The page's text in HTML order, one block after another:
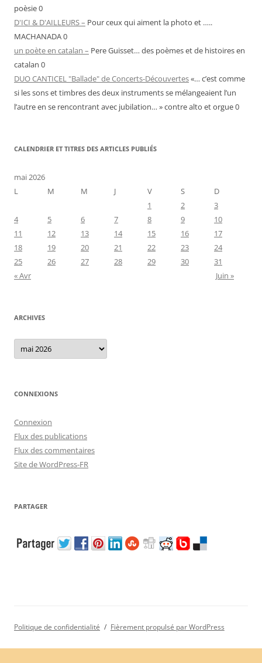
poèsie 0
D'ICI & D'AILLEURS – Pour ceux qui aiment la photo et …..
MACHANADA 0
un poète en catalan – Pere Guisset… des poèmes et de histoires en
catalan 0
DUO CANTICEL "Ballade" de Concerts-Découvertes«… c’est comme
si les sons et timbres des deux instruments se mélangeaient l’un
l’autre en se rencontrant avec jubilation… » contre alto et orgue 0
CALENDRIER ET TITRES DES ARTICLES PUBLIÉS
mai 2026
L
M M J V S
D
1
2
3
4
5 6 7 8 9
10
11
12 13 14 15 16
17
18
19 20 21 22 23
24
25
26 27 28 29 30
31
« Avr
Juin »
ARCHIVES
Archives
CONNEXIONS
Connexion
Flux des publications
Flux des commentaires
Site de WordPress-FR
PARTAGER
Politique de confidentialité Fièrement propulsé par WordPress